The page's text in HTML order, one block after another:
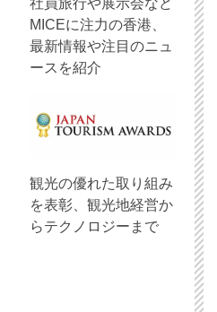
MICEに注力の香港、
最新情報や注目のニュ
ースを紹介
観光の優れた取り組み
を表彰、観光地経営か
らテクノロジーまで